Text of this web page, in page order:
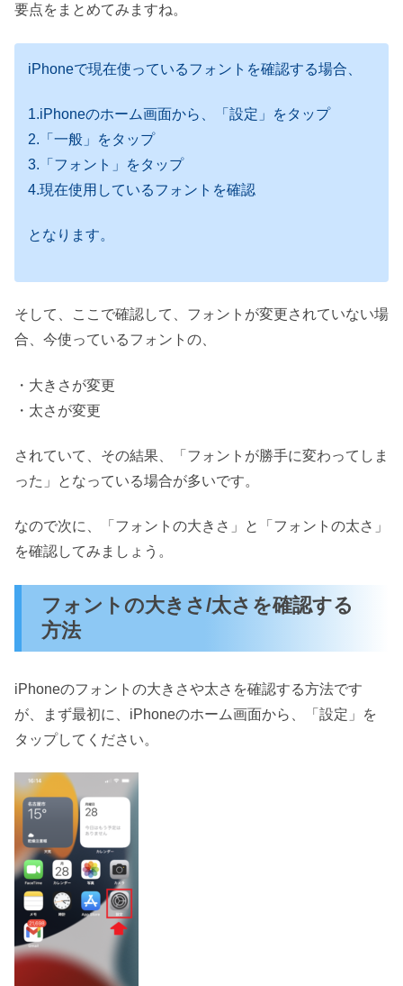
要点をまとめてみますね。
iPhoneで現在使っているフォントを確認する場合、
1.iPhoneのホーム画面から、「設定」をタップ
2.「一般」をタップ
3.「フォント」をタップ
4.現在使用しているフォントを確認
となります。
そして、ここで確認して、フォントが変更されていない場
合、今使っているフォントの、
・大きさが変更
・太さが変更
されていて、その結果、「フォントが勝手に変わってしま
った」となっている場合が多いです。
なので次に、「フォントの大きさ」と「フォントの太さ」
を確認してみましょう。
フォントの大きさ/太さを確認する
方法
iPhoneのフォントの大きさや太さを確認する方法です
が、まず最初に、iPhoneのホーム画面から、「設定」を
タップしてください。